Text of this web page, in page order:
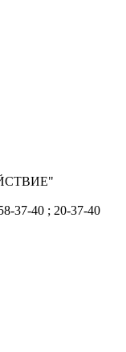
37-40 ; 20-37-40